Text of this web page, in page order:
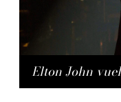
Elton John